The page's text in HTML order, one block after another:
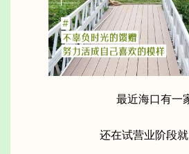
最近海口有一
还在试营业阶段就